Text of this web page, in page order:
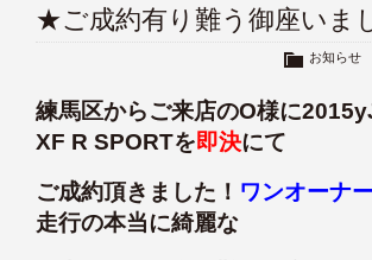
★ご成約有り難う御座いま
お知らせ
練馬区からご来店のO様に
XF R SPORTを即決にて
ご成約頂きました！ ワンオーナー
走行の本当に綺麗な